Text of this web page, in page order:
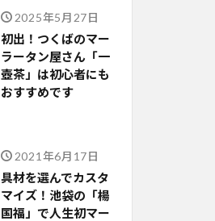
2025年5月27日
初出！つくばのマー
ラータン屋さん「一
壺茶」は初心者にも
おすすめです
2021年6月17日
具材を選んでカスタ
マイズ！池袋の「楊
国福」で人生初マー